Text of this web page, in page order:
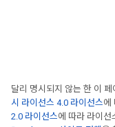
달리 명시되지 않는 한 이
시 라이선스 4.0 라이선스에
2.0 라이선스에 따라 라이선